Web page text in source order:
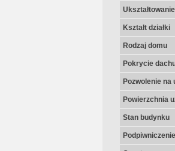
Kształt działki
Rodzaj domu
Pokrycie
Pozwolenie na
Powierzchnia
Stan budynku
Podpiwniczenie